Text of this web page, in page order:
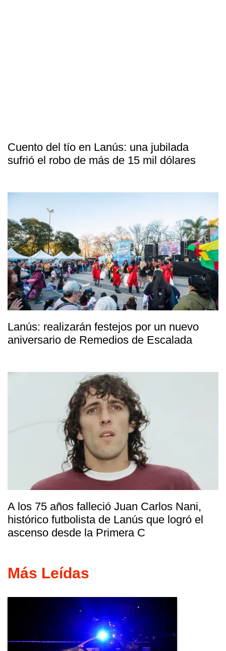
Cuento del tío en Lanús: una jubilada
sufrió el robo de más de 15 mil dólares
Lanús: realizarán festejos por un nuevo
aniversario de Remedios de Escalada
A los 75 años falleció Juan Carlos Nani,
histórico futbolista de Lanús que logró el
ascenso desde la Primera C
Más Leídas